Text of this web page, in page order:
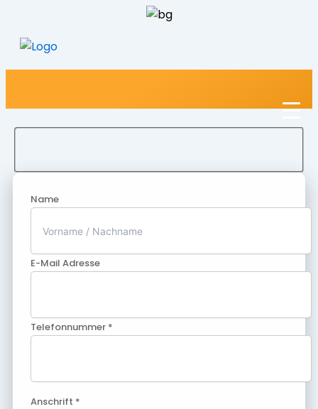
Name
E-Mail Adresse
Telefonnummer *
Anschrift *